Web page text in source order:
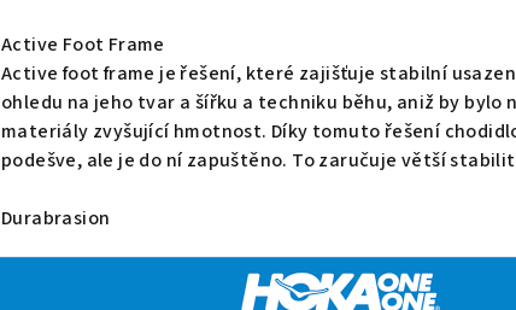
Active Foot Frame
Active foot frame je řešení, které zajišťuje stabilní
ohledu na jeho tvar a šířku a techniku běhu, aniž by bylo
materiály zvyšující hmotnost. Díky tomuto řešení
podešve, ale je do ní zapuštěno. To zaručuje větší
Durabrasion